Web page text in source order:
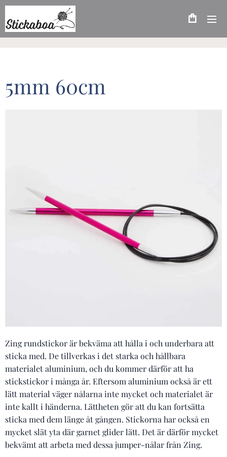
5mm 60cm
Zing rundstickor är bekväma att hålla i och underbara att
sticka med. De tillverkas i det starka och hållbara
materialet aluminium, och du kommer därför att ha
stickstickor i många år. Eftersom aluminium också är ett
lätt material väger nålarna inte mycket och materialet är
inte kallt i händerna. Lättheten gör att du kan fortsätta
sticka med dem länge åt gången. Stickorna har också en
mycket slät yta där garnet glider lätt. Det är därför mycket
bekvämt att arbeta med dessa jumper-nålar från Zing.